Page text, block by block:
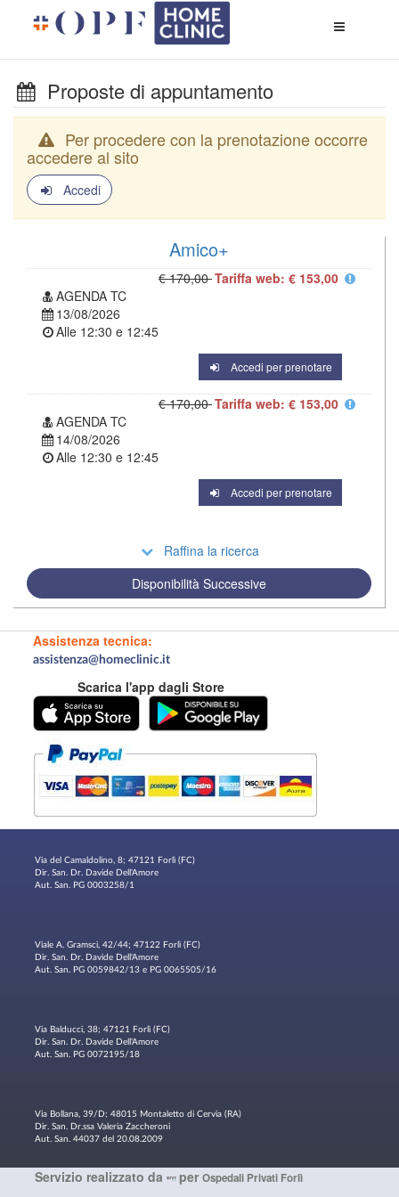
di
Proposte di appuntamento
Per procedere con la prenotazione occorre
accedere al sito
Accedi
Amico+
€ 170,00Tariffa web: € 153,00
AGENDA TC
13/08/2026
Alle 12:30 e 12:45
Accedi per prenotare
€ 170,00Tariffa web: € 153,00
AGENDA TC
14/08/2026
Alle 12:30 e 12:45
Accedi per prenotare
Raffina la ricerca
Disponibilità Successive
Assistenza tecnica:
assistenza@homeclinic.it
Scarica l'app dagli Store
Via del Camaldolino, 8; 47121 Forlì (FC)
Dir. San. Dr. Davide Dell'Amore
Aut. San. PG 0003258/1
Viale A. Gramsci, 42/44; 47122 Forlì (FC)
Dir. San. Dr. Davide Dell'Amore
Aut. San. PG 0059842/13 e PG 0065505/16
Via Balducci, 38; 47121 Forlì (FC)
Dir. San. Dr. Davide Dell'Amore
Aut. San. PG 0072195/18
Via Bollana, 39/D; 48015 Montaletto di Cervia (RA)
Dir. San. Dr.ssa Valeria Zaccheroni
Aut. San. 44037 del 20.08.2009
Servizio realizzato da per Ospedali Privati Forlì